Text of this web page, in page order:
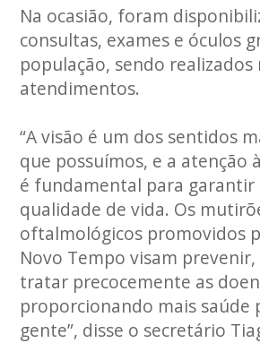
Na ocasião, foram
consultas, exames e óculos
população, sendo realizados
atendimentos.
“A visão é um dos sentidos
que possuímos, e a atenção
é fundamental para garantir
qualidade de vida. Os
oftalmológicos promovidos
Novo Tempo visam
tratar precocemente as
proporcionando mais saúde
gente”, disse o secretário